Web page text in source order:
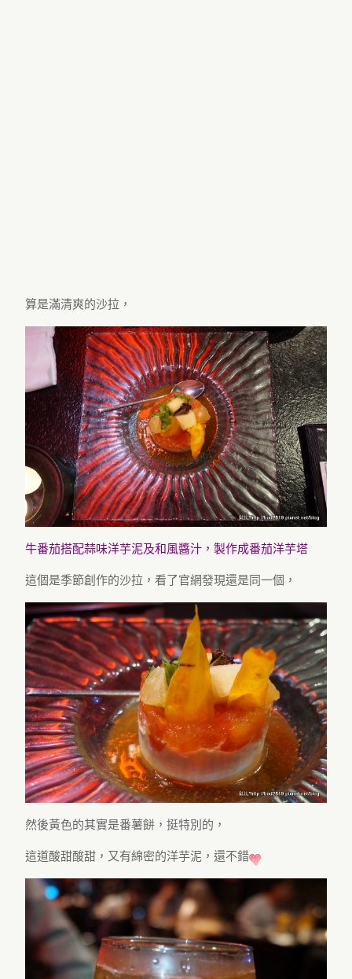
算是滿清爽的沙拉，
牛番茄搭配蒜味洋芋泥及和風醬汁，製作成番茄洋芋塔
這個是季節創作的沙拉，看了官網發現還是同一個，
然後黃色的其實是番薯餅，挺特別的，
這道酸甜酸甜，又有綿密的洋芋泥，還不錯